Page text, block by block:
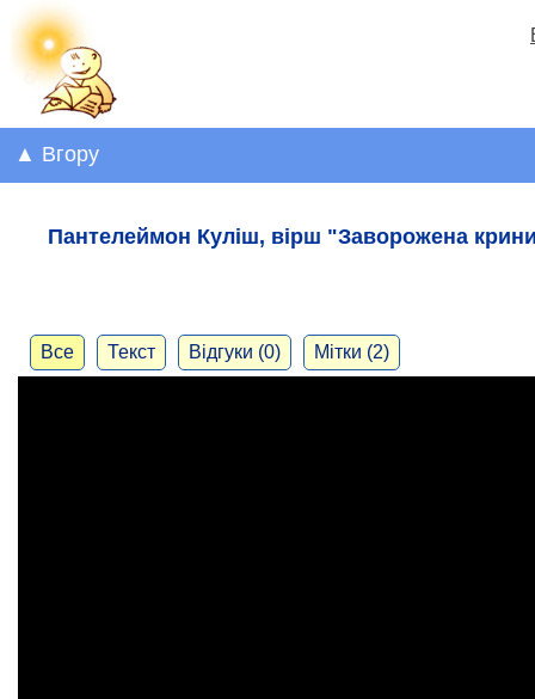
▲ Вгору
Пантелеймон Куліш, вірш "Заворожена
Все Текст Відгуки (0) Мітки (2)